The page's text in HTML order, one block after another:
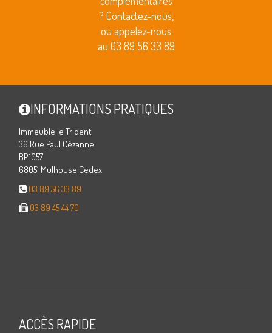
? Contactez-nous,
ou appelez-nous
au 03 89 56 33 89
INFORMATIONS PRATIQUES
Immeuble le Trident
36 Rue Paul Cézanne
BP.1057
68051 Mulhouse Cedex
03 89 56 33 89
03 89 45 44 70
ACCÈS RAPIDE